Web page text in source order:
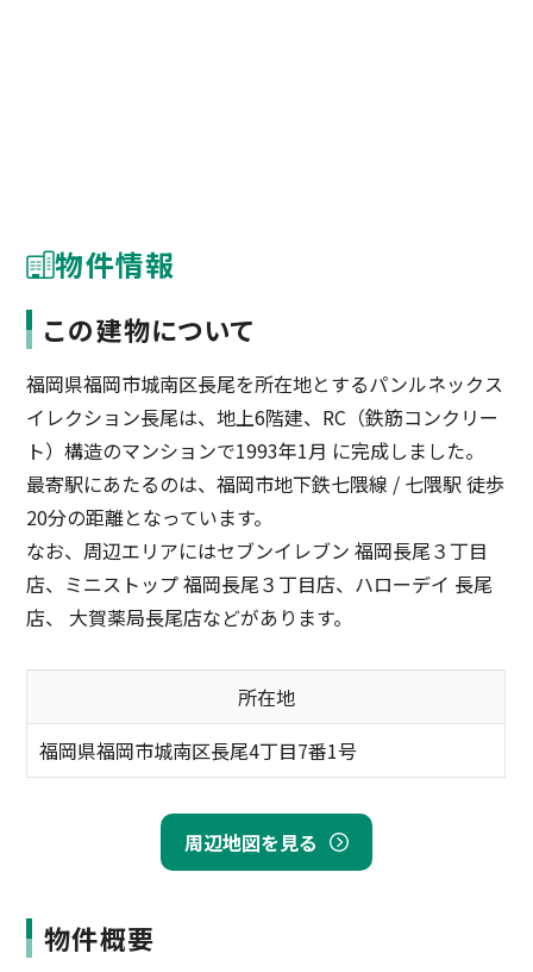
物件情報
この建物について
福岡県福岡市城南区長尾を所在地とするパンルネックス
イレクション長尾は、地上6階建、RC（鉄筋コンクリー
ト）構造のマンションで1993年1月 に完成しました。
最寄駅にあたるのは、福岡市地下鉄七隈線 / 七隈駅 徒歩
20分の距離となっています。
なお、周辺エリアにはセブンイレブン 福岡長尾３丁目
店、ミニストップ 福岡長尾３丁目店、ハローデイ 長尾
店、 大賀薬局長尾店などがあります。
所在地
福岡県福岡市城南区長尾4丁目7番1号
周辺地図を見る
物件概要